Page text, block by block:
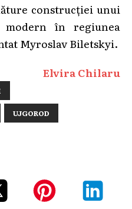
construcției unui
în regiunea
Myroslav Biletskyi.
Elvira Chilaru
UJGOROD